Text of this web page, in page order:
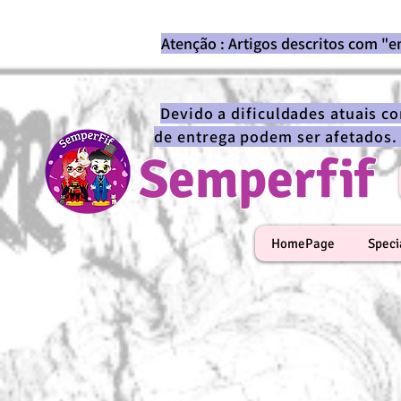
Semperfif
Atenção : Artigos descritos com
Devido a dificuldades atuais
de entrega podem ser
HomePage